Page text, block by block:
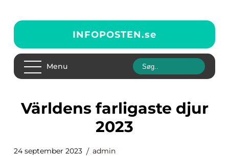
INFOPOSTEN.se
Menu
världens farligaste djur
2023
24 september 2023 admin